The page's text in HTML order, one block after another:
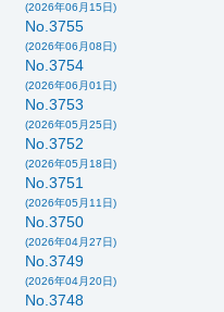
(2026年06月15日)
No.3755
(2026年06月08日)
No.3754
(2026年06月01日)
No.3753
(2026年05月25日)
No.3752
(2026年05月18日)
No.3751
(2026年05月11日)
No.3750
(2026年04月27日)
No.3749
(2026年04月20日)
No.3748